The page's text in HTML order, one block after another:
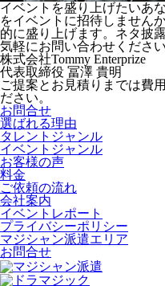
イベントを盛り上げたいあ
をイベントに招待しません
的に盛り上げます。ネタ披
気軽にお問い合わせください
株式会社Tommy Enterprize
代表取締役 冨澤 貴明
ご提案とお見積りまでは費
ださい。
お問合せ
選ばれる理由
タレントジャンル
イベントジャンル
お客様の声
料金
ご依頼の流れ
会社案内
イベントレポート
プライバシーポリシー
マジシャン派遣エリア
お問合せ